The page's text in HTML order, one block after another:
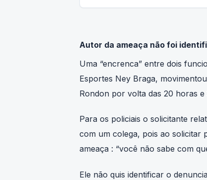
Autor da ameaça não foi
Uma “encrenca” entre dois
Esportes Ney Braga,
Rondon por volta das 20 horas
Para os policiais o solicitante
com um colega, pois ao solicitar
ameaça : “você não sabe com
Ele não quis identificar o